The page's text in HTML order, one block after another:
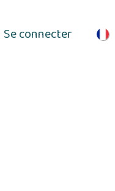
Se connecter